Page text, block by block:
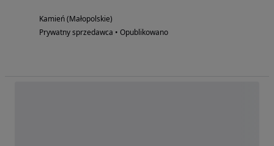
Kamień (Małopolskie)
Prywatny sprzedawca • Opublikowano